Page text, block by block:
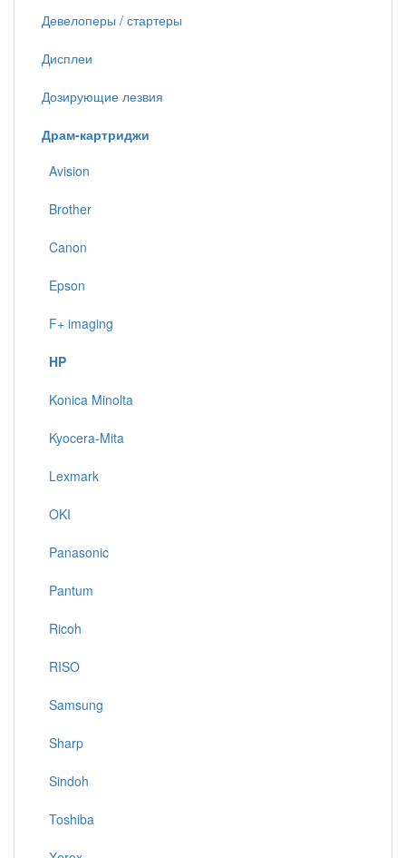
Девелоперы / стартеры
Дисплеи
Дозирующие лезвия
Драм-картриджи
Avision
Brother
Canon
Epson
F+ imaging
HP
Konica Minolta
Kyocera-Mita
Lexmark
OKI
Panasonic
Pantum
Ricoh
RISO
Samsung
Sharp
Sindoh
Toshiba